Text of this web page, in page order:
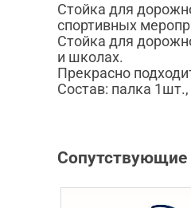
Стойка для
спортивных
Стойка для
и школах.
Прекрасно
Состав: палка
Сопутствующие